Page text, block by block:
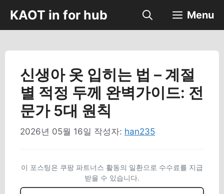
츠
건
KAOT in for hub Menu
신생아 옷 입히는 법 – 계절
별 적정 두께 완벽가이드: 전
문가 5대 원칙
2026년 05월 16일 작성자: han235
이 포스팅은 쿠팡 파트너스 활동의 일환으로 수수료를 지급
받을 수 있습니다.